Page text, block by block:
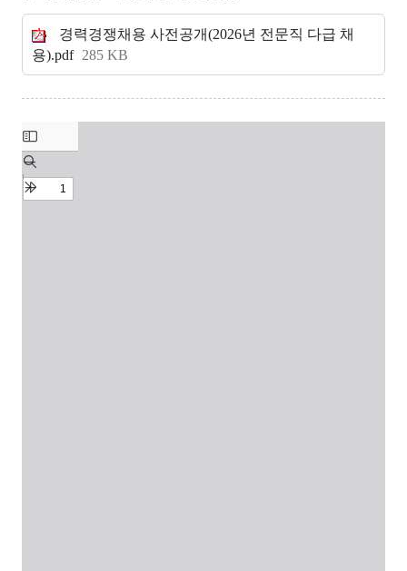
경력경쟁채용 사전공개(2026년 전문직 다급 채
용).pdf 285 KB